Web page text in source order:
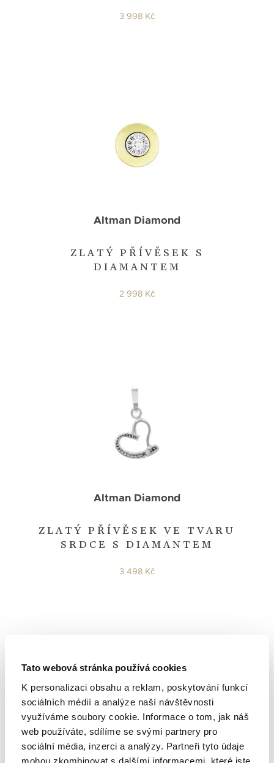
Tato webová stránka používá cookies
K personalizaci obsahu a reklam, poskytování funkcí
sociálních médií a analýze naší návštěvnosti
využíváme soubory cookie. Informace o tom, jak náš
web používáte, sdílíme se svými partnery pro
sociální média, inzerci a analýzy. Partneři tyto údaje
mohou zkombinovat s dalšími informacemi, které jste
3 998 Kč
ZLATÝ PŘÍVĚSEK S
DIAMANTEM
Altman Diamond
2 998 Kč
ZLATÝ PŘÍVĚSEK VE TVARU
SRDCE S DIAMANTEM
Altman Diamond
3 498 Kč